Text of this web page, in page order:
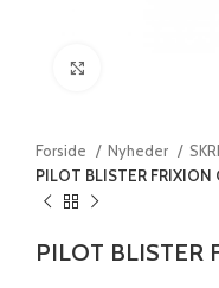
Forside Nyheder
PILOT BLISTER FRIXION
PILOT BLISTER